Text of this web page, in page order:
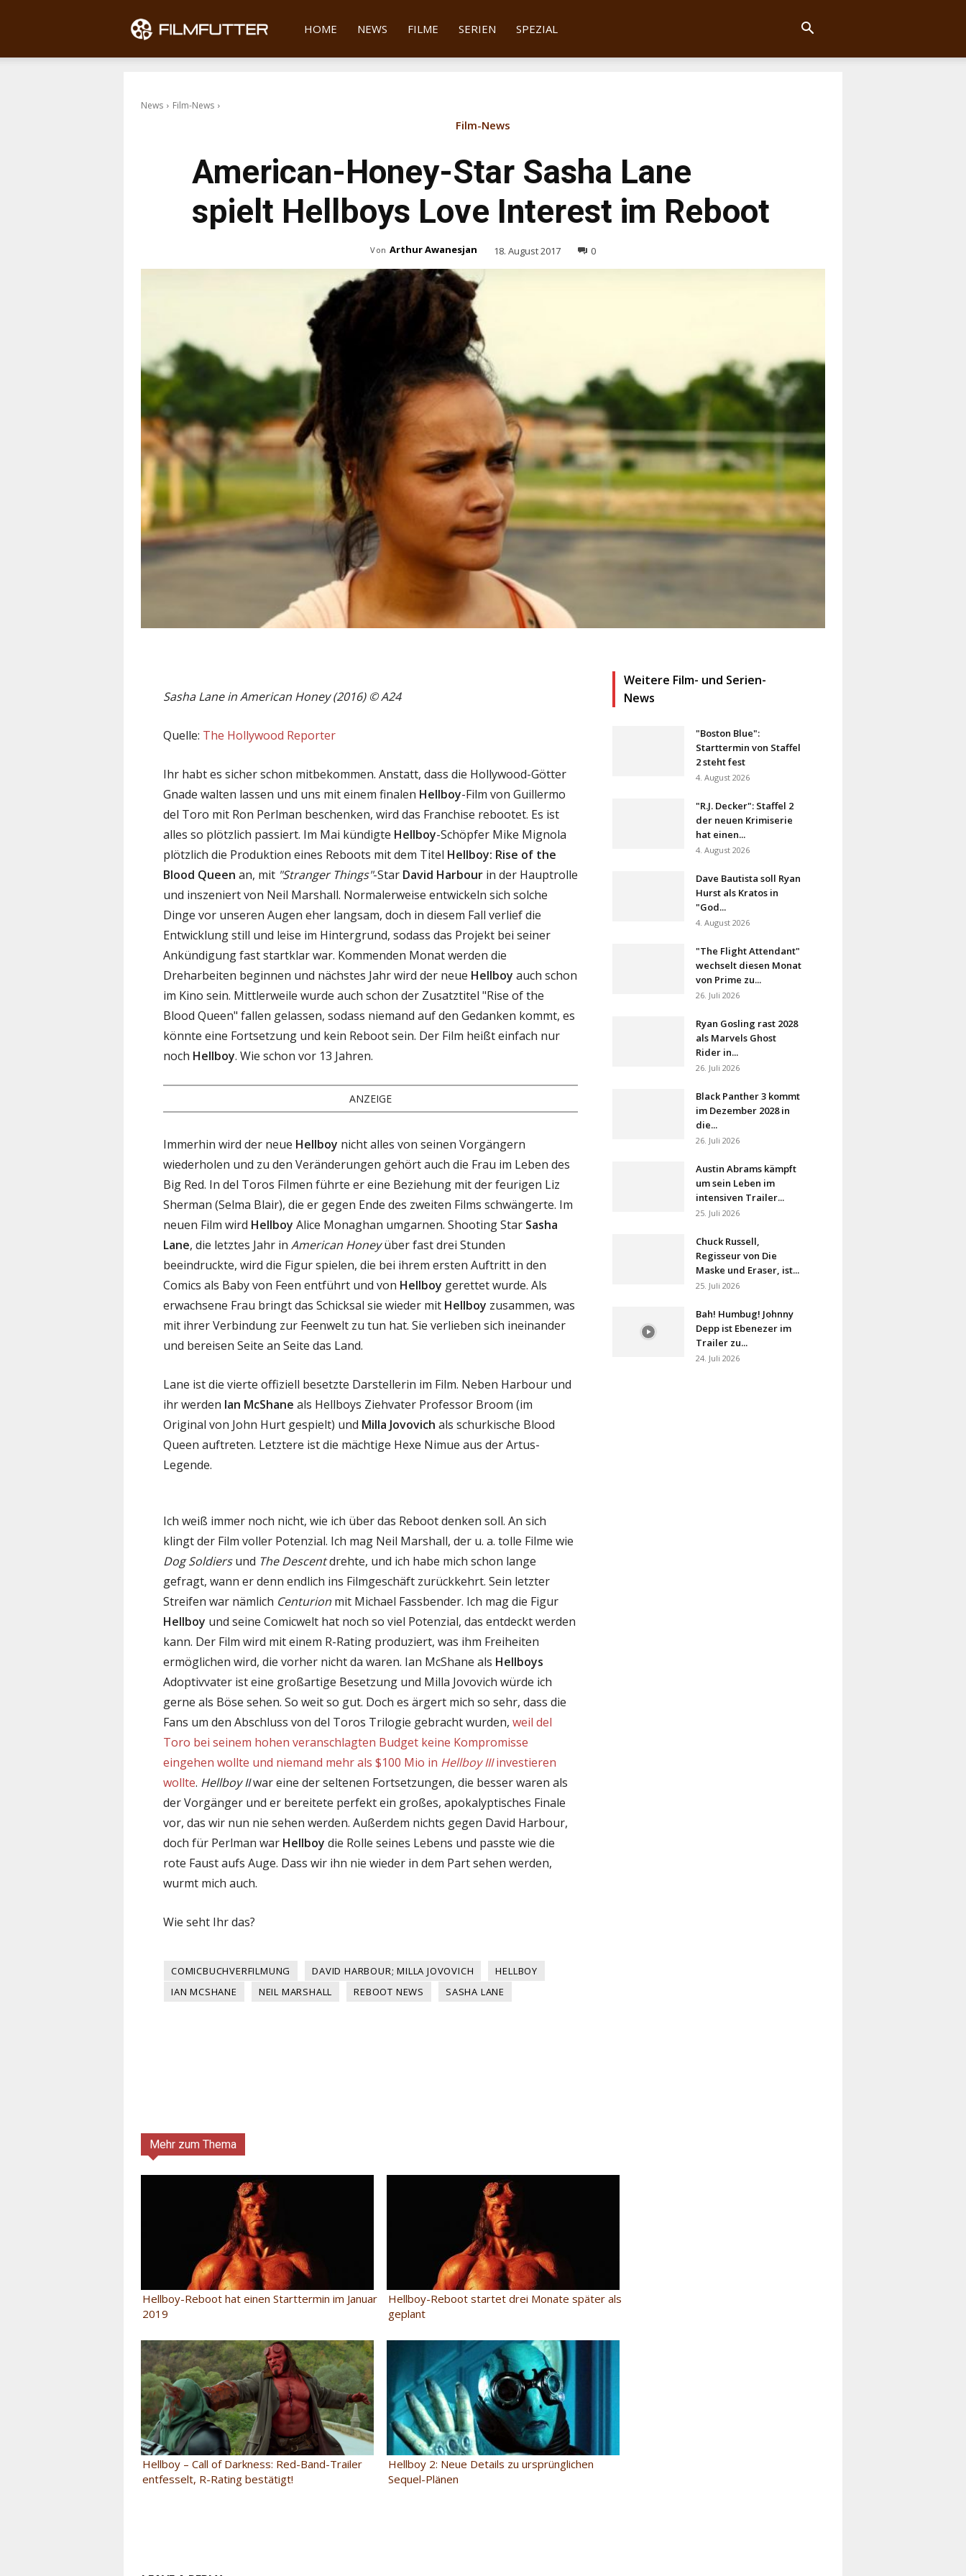
Filmfutter
HOME NEWS FILME SERIEN SPEZIAL
News Film-News
Film-News
American-Honey-Star Sasha Lane
spielt Hellboys Love Interest im Reboot
Von Arthur Awanesjan 18. August 2017 0
Sasha Lane in American Honey (2016) ©A24
Quelle: The Hollywood Reporter
Ihr habt es sicher schon mitbekommen. Anstatt, dass die Hollywood-Götter
Gnade walten lassen und uns mit einem finalen Hellboy-Film von Guillermo
del Toro mit Ron Perlman beschenken, wird das Franchise rebootet. Es ist
alles so plötzlich passiert. Im Mai kündigte Hellboy-Schöpfer Mike Mignola
plötzlich die Produktion eines Reboots mit dem Titel Hellboy: Rise of the
Blood Queen an, mit "Stranger Things"-Star David Harbour in der Hauptrolle
und inszeniert von Neil Marshall. Normalerweise entwickeln sich solche
Dinge vor unseren Augen eher langsam, doch in diesem Fall verlief die
Entwicklung still und leise im Hintergrund, sodass das Projekt bei seiner
Ankündigung fast startklar war. Kommenden Monat werden die
Dreharbeiten beginnen und nächstes Jahr wird der neue Hellboy auch schon
im Kino sein. Mittlerweile wurde auch schon der Zusatztitel "Rise of the
Blood Queen" fallen gelassen, sodass niemand auf den Gedanken kommt, es
könnte eine Fortsetzung und kein Reboot sein. Der Film heißt einfach nur
noch Hellboy. Wie schon vor 13 Jahren.
ANZEIGE
Immerhin wird der neue Hellboy nicht alles von seinen Vorgängern
wiederholen und zu den Veränderungen gehört auch die Frau im Leben des
Big Red. In del Toros Filmen führte er eine Beziehung mit der feurigen Liz
Sherman (Selma Blair), die er gegen Ende des zweiten Films schwängerte. Im
neuen Film wird Hellboy Alice Monaghan umgarnen. Shooting Star Sasha
Lane, die letztes Jahr in American Honeyüber fast drei Stunden
beeindruckte, wird die Figur spielen, die bei ihrem ersten Auftritt in den
Comics als Baby von Feen entführt und von Hellboy gerettet wurde. Als
erwachsene Frau bringt das Schicksal sie wieder mit Hellboy zusammen, was
mit ihrer Verbindung zur Feenwelt zu tun hat. Sie verlieben sich ineinander
und bereisen Seite an Seite das Land.
Lane ist die vierte offiziell besetzte Darstellerin im Film. Neben Harbour und
ihr werden Ian McShane als Hellboys Ziehvater Professor Broom (im
Original von John Hurt gespielt) und Milla Jovovich als schurkische Blood
Queen auftreten. Letztere ist die mächtige Hexe Nimue aus der Artus-
Legende.
Ich weiß immer noch nicht, wie ich über das Reboot denken soll. An sich
klingt der Film voller Potenzial. Ich mag Neil Marshall, der u. a. tolle Filme wie
Dog Soldiersund The Descentdrehte, und ich habe mich schon lange
gefragt, wann er denn endlich ins Filmgeschäft zurückkehrt. Sein letzter
Streifen war nämlich Centurion mit Michael Fassbender. Ich mag die Figur
Hellboy und seine Comicwelt hat noch so viel Potenzial, das entdeckt werden
kann. Der Film wird mit einem R-Rating produziert, was ihm Freiheiten
ermöglichen wird, die vorher nicht da waren. Ian McShane als Hellboys
Adoptivvater ist eine großartige Besetzung und Milla Jovovich würde ich
gerne als Böse sehen. So weit so gut. Doch es ärgert mich so sehr, dass die
Fans um den Abschluss von del Toros Trilogie gebracht wurden, weil del
Toro bei seinem hohen veranschlagten Budget keine Kompromisse
eingehen wollte und niemand mehr als $100 Mio in Hellboy IIIinvestieren
wollte. Hellboy IIwar eine der seltenen Fortsetzungen, die besser waren als
der Vorgänger und er bereitete perfekt ein großes, apokalyptisches Finale
vor, das wir nun nie sehen werden. Außerdem nichts gegen David Harbour,
doch für Perlman war Hellboy die Rolle seines Lebens und passte wie die
rote Faust aufs Auge. Dass wir ihn nie wieder in dem Part sehen werden,
wurmt mich auch.
Wie seht Ihr das?
COMICBUCHVERFILMUNG DAVID HARBOUR; MILLA JOVOVICH
HELLBOY
IAN MCSHANE
NEIL MARSHALL REBOOT NEWS SASHA LANE
Weitere Film- und Serien-
News
"Boston Blue":
Starttermin von Staffel
2 steht fest
4. August 2026
"R.J. Decker": Staffel 2
der neuen Krimiserie
hat einen...
4. August 2026
Dave Bautista soll Ryan
Hurst als Kratos in
"God...
4. August 2026
"The Flight Attendant"
wechselt diesen Monat
von Prime zu...
26. Juli 2026
Ryan Gosling rast 2028
als Marvels Ghost
Rider in...
26. Juli 2026
Black Panther 3 kommt
im Dezember 2028 in
die...
26. Juli 2026
Austin Abrams kämpft
um sein Leben im
intensiven Trailer...
25. Juli 2026
Chuck Russell,
Regisseur von Die
Maske und Eraser, ist...
25. Juli 2026
Bah! Humbug! Johnny
Depp ist Ebenezer im
Trailer zu...
24. Juli 2026
Mehr zum Thema
Hellboy-Reboot hat einen Starttermin im Januar
2019
Hellboy-Reboot startet drei Monate später als
geplant
Hellboy – Call of Darkness: Red-Band-Trailer
entfesselt, R-Rating bestätigt!
Hellboy 2: Neue Details zu ursprünglichen
Sequel-Plänen